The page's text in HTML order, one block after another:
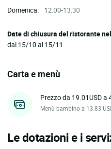
Domenica:
12:00-13:30
Date di chiusura del ristorante
dal 15/10 al 15/11
Carta e menù
Prezzo da 19.01USD a
Menù bambino a 13.83
Le dotazioni e i